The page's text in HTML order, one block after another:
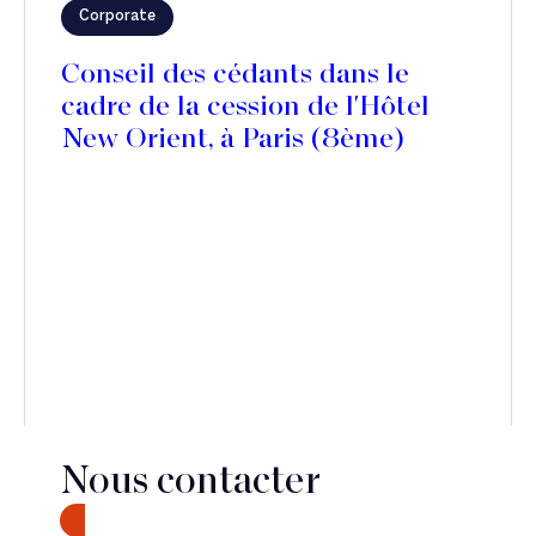
Corporate
Conseil des cédants dans le
cadre de la cession de l'Hôtel
New Orient, à Paris (8ème)
Nous contacter